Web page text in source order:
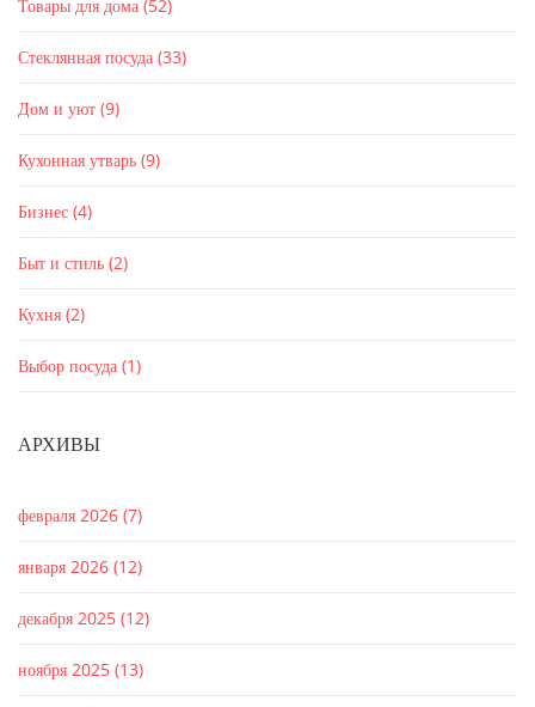
Товары для дома (52)
Стеклянная посуда (33)
Дом и уют (9)
Кухонная утварь (9)
Бизнес (4)
Быт и стиль (2)
Кухня (2)
Выбор посуда (1)
АРХИВЫ
февраля 2026 (7)
января 2026 (12)
декабря 2025 (12)
ноября 2025 (13)